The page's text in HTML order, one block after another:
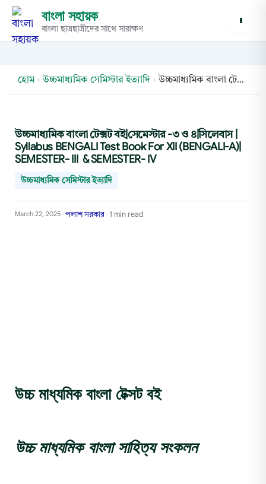
বাংলা সহায়ক
বাংলা ছাত্রছাত্রীদের সাথে সারাক্ষণ
হোম › উচ্চমাধ্যমিক সেমিস্টার ইত্যাদি › উচ্চমাধ্যমিক বাংলা টেক্সট বই|সেমেস্টার -৩ ও ৪|সিলেবাস | Syllabus BENGALI Test Book For XII (BENGALI-A)| SEMESTER- III & SEMESTER- IV
উচ্চমাধ্যমিক বাংলা টেক্সট বই|সেমেস্টার -৩ ও ৪|সিলেবাস |
Syllabus BENGALI Test Book For XII (BENGALI-A)|
SEMESTER- III & SEMESTER- IV
উচ্চমাধ্যমিক সেমিস্টার ইত্যাদি
March 22, 2025 • পলাশ সরকার • 1 min read
উচ্চ মাধ্যমিক বাংলা টেক্সট বই
উচ্চ মাধ্যমিক বাংলা সাহিত্য সংকলন